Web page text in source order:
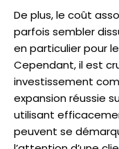
De plus, le coût
parfois sembler
en particulier pour
Cependant, il est
investissement
expansion réussie
utilisant
peuvent se